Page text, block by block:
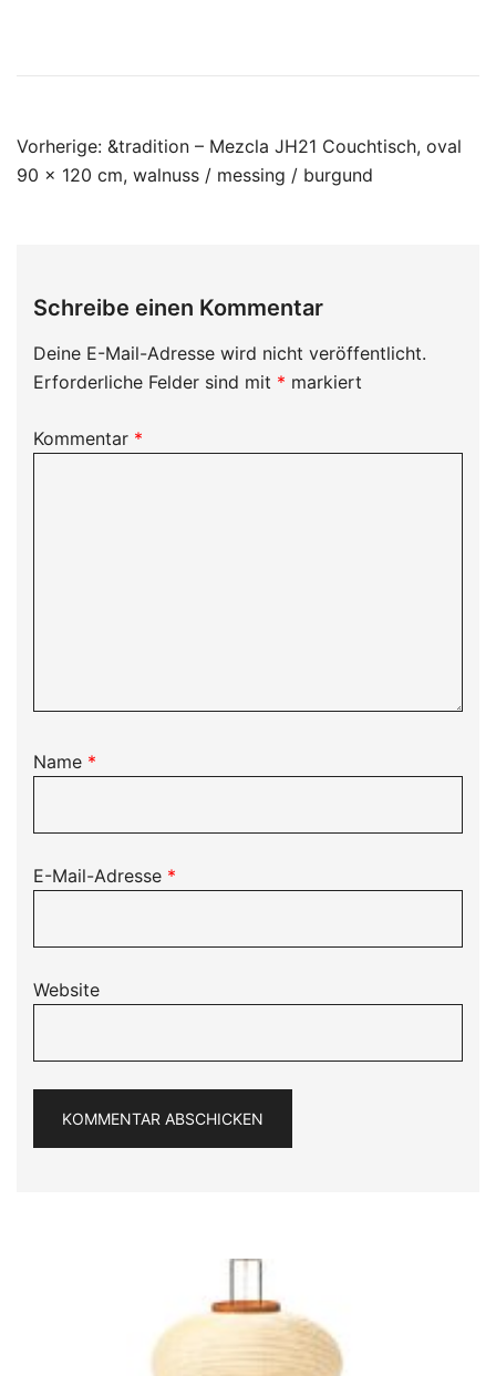
Beitragsnavigation
Vorherige: &tradition – Mezcla JH21 Couchtisch, oval
90 x 120 cm, walnuss / messing / burgund
Schreibe einen Kommentar
Deine E-Mail-Adresse wird nicht veröffentlicht.
Erforderliche Felder sind mit * markiert
Kommentar *
Name *
E-Mail-Adresse *
Website